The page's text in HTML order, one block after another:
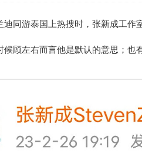
迪同游泰国 上热搜时，张新成工作
候顾左右而言他是默认的意思；也